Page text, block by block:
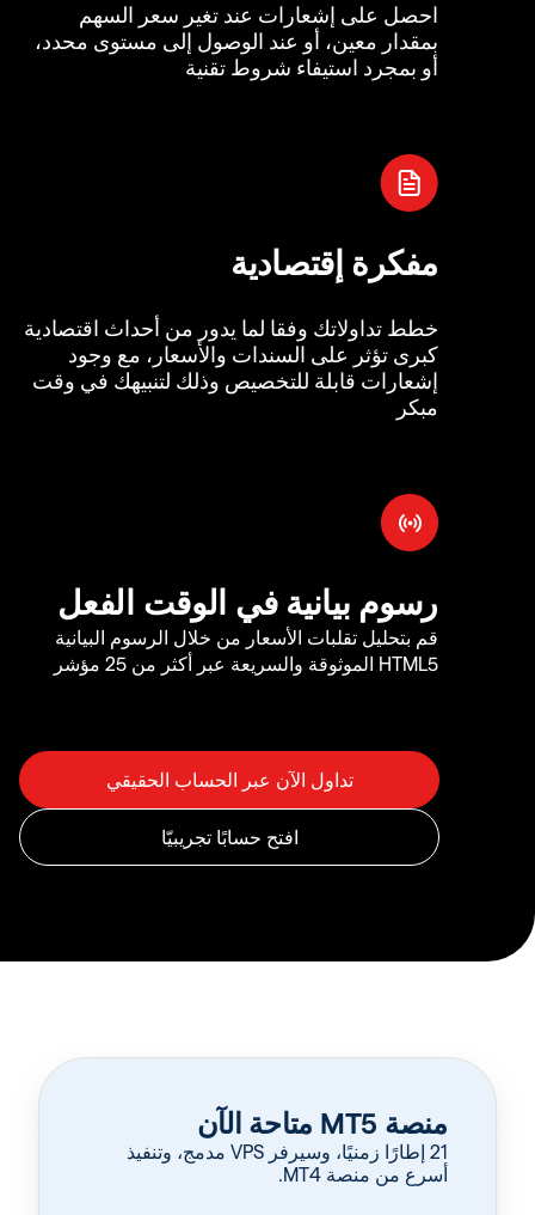
احصل على إشعارات عند تغير سعر السهم
بمقدار معين، أو عند الوصول إلى مستوى محدد،
أو بمجرد استيفاء شروط تقنية
مفكرة إقتصادية
خطط تداولاتك وفقا لما يدور من أحداث اقتصادية
كبرى تؤثر على السندات والأسعار، مع وجود
إشعارات قابلة للتخصيص وذلك لتنبيهك في وقت
مبكر
رسوم بيانية في الوقت الفعل
قم بتحليل تقلبات الأسعار من خلال الرسوم البيانية
HTML5 الموثوقة والسريعة عبر أكثر من 25 مؤشر
منصة MT5 متاحة الآن
‏21 إطارًا زمنيًا، وسيرفر VPS مدمج، وتنفيذ
أسرع من منصة MT4.